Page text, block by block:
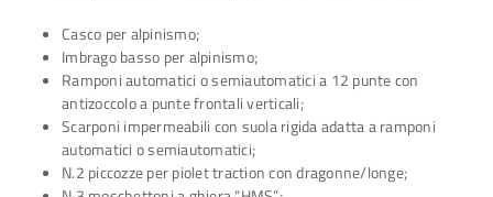
Casco per alpinismo;
Imbrago basso per alpinismo;
Ramponi automatici o semiautomatici a 12 punte con
antizoccolo a punte frontali verticali;
Scarponi impermeabili con suola rigida adatta a ramponi
automatici o semiautomatici;
N.2 piccozze per piolet traction con dragonne/longe;